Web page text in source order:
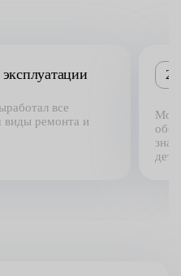
все
виды ремонта и
2